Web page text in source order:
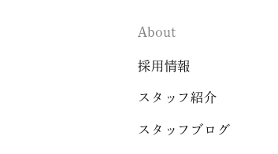
About
採用情報
スタッフ紹介
スタッフブログ